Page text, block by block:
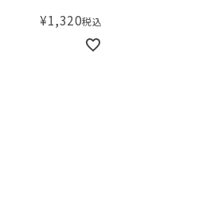
¥1,320税込